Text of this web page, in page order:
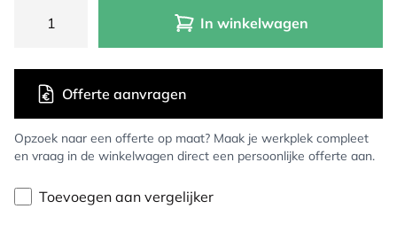
In winkelwagen
Opzoek naar een offerte op maat? Maak je werkplek compleet
en vraag in de winkelwagen direct een persoonlijke offerte aan.
Offerte aanvragen
Toevoegen aan vergelijker